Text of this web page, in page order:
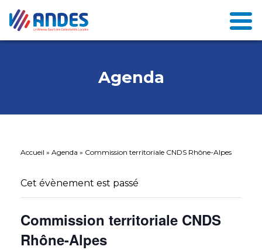
Agenda
Accueil » Agenda » Commission territoriale CNDS Rhône-Alpes
Cet évènement est passé
Commission territoriale CNDS
Rhône-Alpes